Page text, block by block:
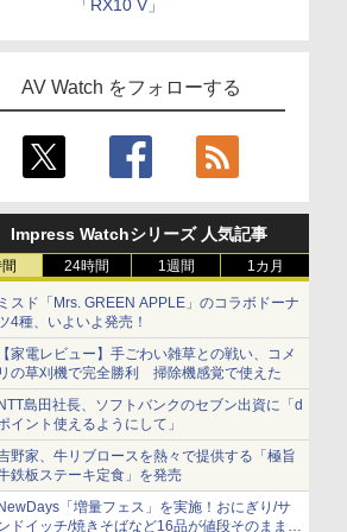
「RX10 V」
AV Watch をフォローする
Impress Watchシリーズ 人気記事
24時間 1週間 1カ月
スド「Mrs. GREEN APPLE」のコラボドーナ
4種、いよいよ発売！
家電レビュー】手ごわい雑草との戦い、コメ
の草刈機で完全勝利 掃除機感覚で使えた
島田社長、ソフトバンクのセブン出資に「d
イント使えるようにして」
野家、牛リブロースを熱々で提供する「極旨
鉄板ステーキ定食」を発売
「増量フェス」を実施！おにぎり/サ
ドイッチ/焼きそばなど16品が値段そのままで